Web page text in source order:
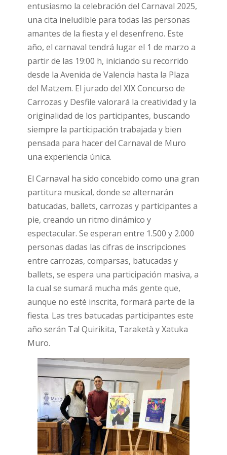
entusiasmo la celebración del Carnaval 2025,
una cita ineludible para todas las personas
amantes de la fiesta y el desenfreno. Este
año, el carnaval tendrá lugar el 1 de marzo a
partir de las 19:00 h, iniciando su recorrido
desde la Avenida de Valencia hasta la Plaza
del Matzem. El jurado del XIX Concurso de
Carrozas y Desfile valorará la creatividad y la
originalidad de los participantes, buscando
siempre la participación trabajada y bien
pensada para hacer del Carnaval de Muro
una experiencia única.
El Carnaval ha sido concebido como una gran
partitura musical, donde se alternarán
batucadas, ballets, carrozas y participantes a
pie, creando un ritmo dinámico y
espectacular. Se esperan entre 1.500 y 2.000
personas dadas las cifras de inscripciones
entre carrozas, comparsas, batucadas y
ballets, se espera una participación masiva, a
la cual se sumará mucha más gente que,
aunque no esté inscrita, formará parte de la
fiesta. Las tres batucadas participantes este
año serán Ta! Quirikita, Taraketà y Xatuka
Muro.